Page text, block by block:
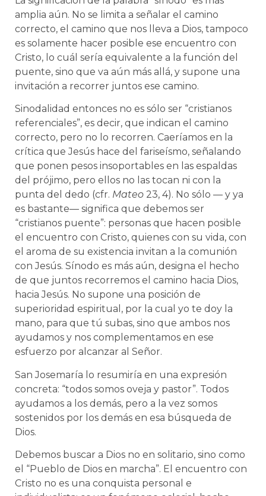
amplia aún. No se limita a señalar el camino
correcto, el camino que nos lleva a Dios, tampoco
es solamente hacer posible ese encuentro con
Cristo, lo cuál sería equivalente a la función del
puente, sino que va aún más allá, y supone una
invitación a recorrer juntos ese camino.
Sinodalidad entonces no es sólo ser “cristianos
referenciales”, es decir, que indican el camino
correcto, pero no lo recorren. Caeríamos en la
crítica que Jesús hace del fariseísmo, señalando
que ponen pesos insoportables en las espaldas
del prójimo, pero ellos no las tocan ni con la
punta del dedo (cfr. Mateo 23, 4). No sólo — y ya
es bastante— significa que debemos ser
“cristianos puente”: personas que hacen posible
el encuentro con Cristo, quienes con su vida, con
el aroma de su existencia invitan a la comunión
con Jesús. Sínodo es más aún, designa el hecho
de que juntos recorremos el camino hacia Dios,
hacia Jesús. No supone una posición de
superioridad espiritual, por la cual yo te doy la
mano, para que tú subas, sino que ambos nos
ayudamos y nos complementamos en ese
esfuerzo por alcanzar al Señor.
San Josemaría lo resumiría en una expresión
concreta: “todos somos oveja y pastor”. Todos
ayudamos a los demás, pero a la vez somos
sostenidos por los demás en esa búsqueda de
Dios.
Debemos buscar a Dios no en solitario, sino como
el “Pueblo de Dios en marcha”. El encuentro con
Cristo no es una conquista personal e